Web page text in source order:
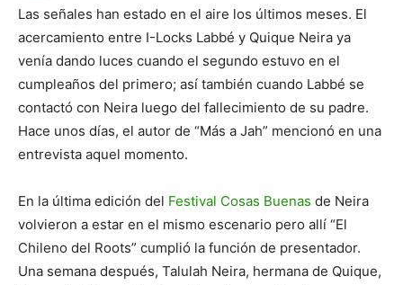
Las señales han estado en el aire los últimos meses. El
acercamiento entre I-Locks Labbé y Quique Neira ya
venía dando luces cuando el segundo estuvo en el
cumpleaños del primero; así también cuando Labbé se
contactó con Neira luego del fallecimiento de su padre.
Hace unos días, el autor de “Más a Jah” mencionó en una
entrevista aquel momento.
En la última edición del Festival Cosas Buenas de Neira
volvieron a estar en el mismo escenario pero allí “El
Chileno del Roots” cumplió la función de presentador.
Una semana después, Talulah Neira, hermana de Quique,